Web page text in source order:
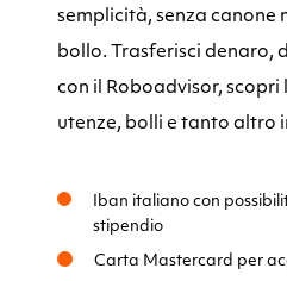
semplicità, senza canone
bollo. Trasferisci denaro,
con il Roboadvisor,
utenze, bolli e tanto altro
Iban italiano con
stipendio
Carta Mastercard per